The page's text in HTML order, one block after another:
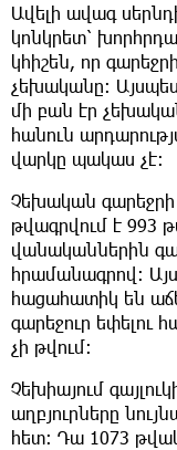
Ավելի ավագ
կոնկրետ՝
կհիշեն, որ
չեխականը:
մի բան էր
հանուն
վարկը պակաս չէ:
Չեխական
թվագրվում է 993
վանականներին
հրամանագրով։
հացահատիկ են
գարեջուր եփելու
չի թվում։
Չեխիայում
աղբյուրները
հետ։ Դա 1073